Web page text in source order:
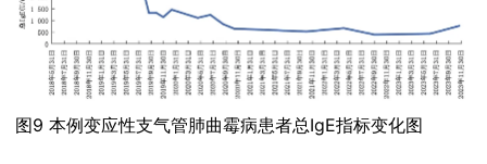
图9 本例变应性支气管肺曲霉病患者总IgE指标变化图